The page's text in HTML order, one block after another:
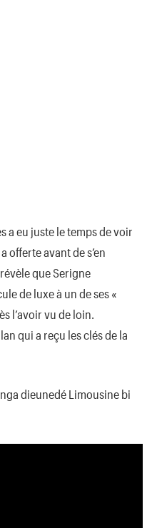
a eu juste le temps de voir
offerte avant de s’en
que Serigne
de luxe à un de ses «
l’avoir vu de loin.
qui a reçu les clés de la
dieunedé Limousine bi